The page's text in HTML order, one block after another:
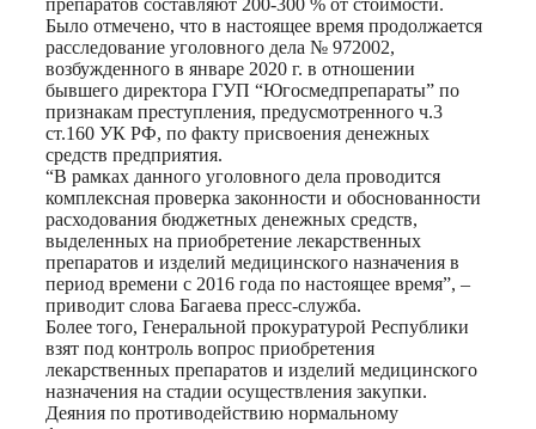
Было отмечено, что в настоящее время продолжается
расследование уголовного дела № 972002,
возбужденного в январе 2020 г. в отношении
бывшего директора ГУП “Югосмедпрепараты” по
признакам преступления, предусмотренного ч.3
ст.160 УК РФ, по факту присвоения денежных
средств предприятия.
“В рамках данного уголовного дела проводится
комплексная проверка законности и обоснованности
расходования бюджетных денежных средств,
выделенных на приобретение лекарственных
препаратов и изделий медицинского назначения в
период времени с 2016 года по настоящее время”, –
приводит слова Багаева пресс-служба.
Более того, Генеральной прокуратурой Республики
взят под контроль вопрос приобретения
лекарственных препаратов и изделий медицинского
назначения на стадии осуществления закупки.
Деяния по противодействию нормальному